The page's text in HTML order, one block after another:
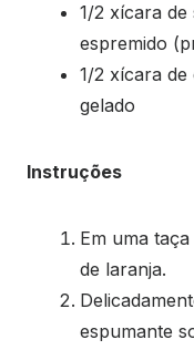
1/2 xícara
espremido
1/2 xícara
gelado
Instruções
Em uma
de laranja.
espumante